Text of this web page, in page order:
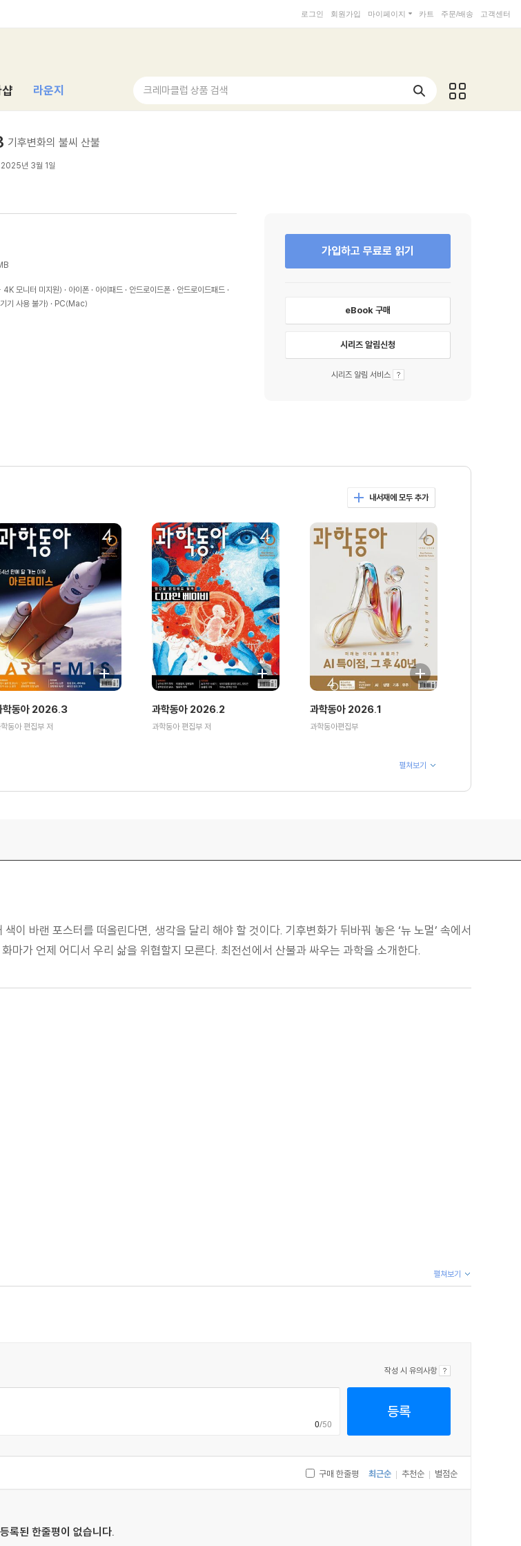
로그인 회원가입 마이페이지 카트 주문/배송 고객센터
라운지 크레마클럽 상품 검색
기후변화의 불씨 산불
2025년 3월 1일
모니터 미지원) 아이폰 아이패드 안드로이드폰
안드로이드패드
기 사용 불가)
PC(Mac)
가입하고 무료로 읽기
eBook 구매
시리즈 알림신청
시리즈 알림 서비스
내서재에 모두 추가
학동아 2026.3
동아 편집부 저
과학동아 2026.2
과학동아 편집부 저
과학동아 2026.1
과학동아편집부
펼쳐보기
이 바랜 포스터를 떠올린다면, 생각을 달리 해야 할 것이다. 기후변화가 뒤바꿔 놓은 ‘뉴 노멀’ 속에서
마가 언제 어디서 우리 삶을 위협할지 모른다. 최전선에서 산불과 싸우는 과학을 소개한다.
펼쳐보기
작성 시 유의사항
0/50
등록
구매 한줄평 최근순 추천순 별점순
등록된 한줄평이 없습니다.